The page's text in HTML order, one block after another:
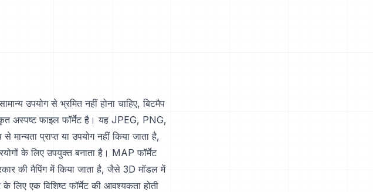
उपयोग से भ्रमित नहीं होना चाहिए, बिटमैप
अस्पष्ट फाइल फॉर्मेट है। यह JPEG, PNG,
प्राप्त या उपयोग नहीं किया जाता है,
के लिए उपयुक्त बनाता है। MAP फॉर्मेट
की मैपिंग में किया जाता है, जैसे 3D मॉडल में
लिए एक विशिष्ट फॉर्मेट की आवश्यकता होती